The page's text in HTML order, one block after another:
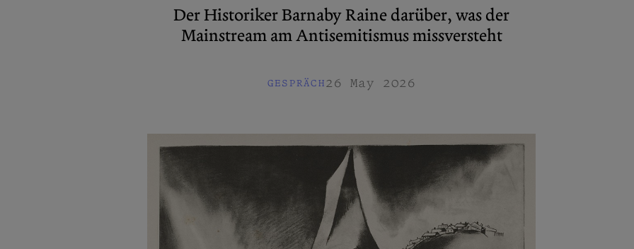
Der Historiker Barnaby Raine darüber, was der
Mainstream am Antisemitismus missversteht
GESPRÄCH26 May 2026